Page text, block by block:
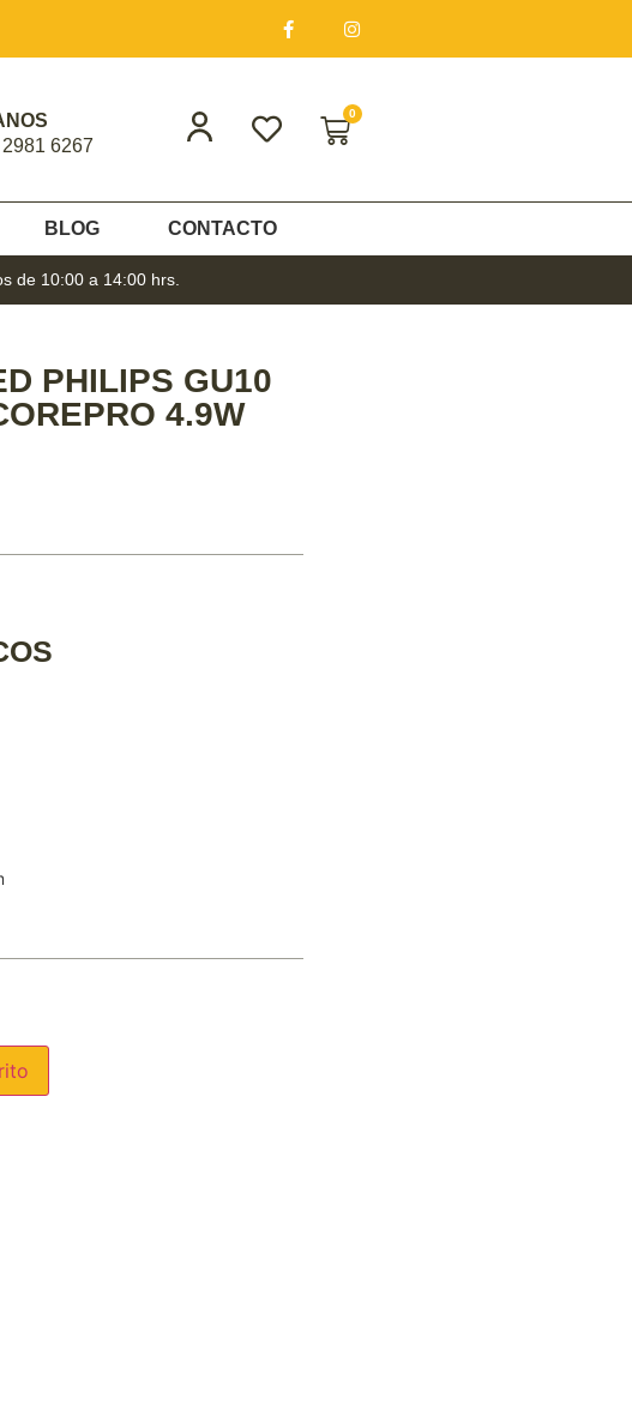
6267
0
BLOG CONTACTO
de 10:00 a 14:00 hrs.
PHILIPS GU10
4.9W